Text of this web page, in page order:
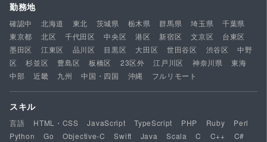
勤務地
確認中 北海道 東北 茨城県 栃木県 群馬県 埼玉県
千葉県
東京都
北区 千代田区 中央区 港区 新宿区 文京区
台東区
墨田区
江東区 品川区 目黒区 大田区 世田谷区 渋谷区
中野
区
杉並区 豊島区 板橋区 23区外 江戸川区 神奈川県
東海
中部
近畿 九州 中国・四国 沖縄 フルリモート
スキル
言語 HTML・CSS JavaScript TypeScript PHP Ruby
Perl
Python
Go Objective-C Swift Java Scala C C++
C#